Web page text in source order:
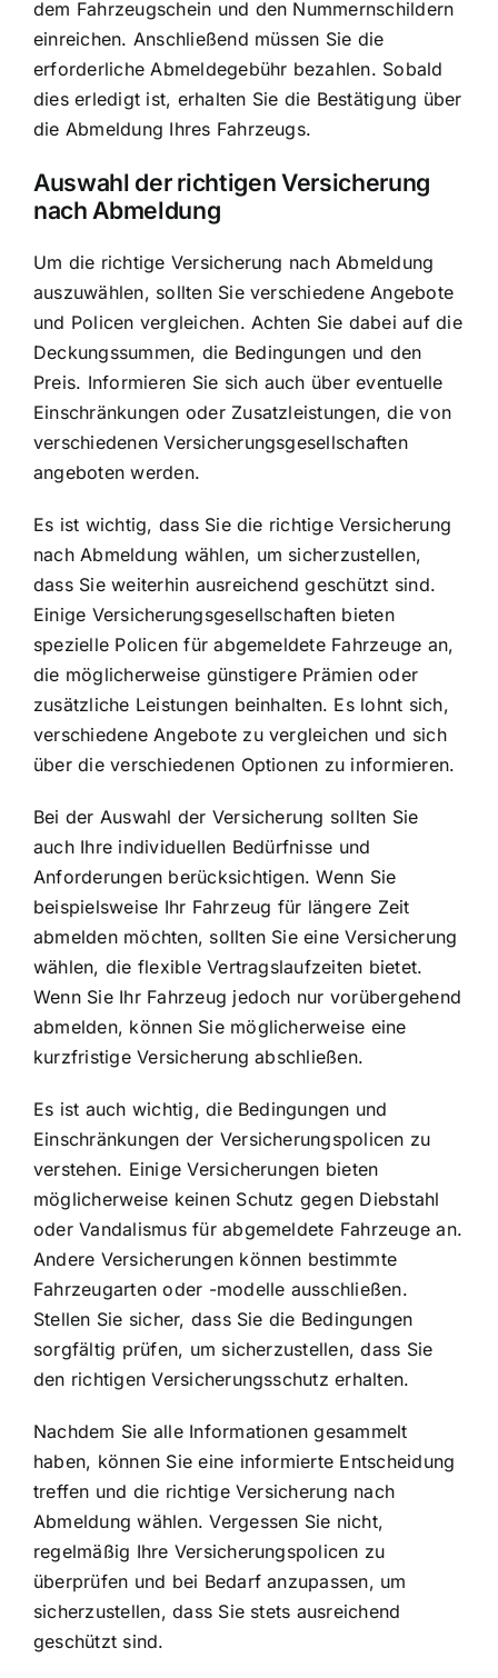
dem Fahrzeugschein und den Nummernschildern
einreichen. Anschließend müssen Sie die
erforderliche Abmeldegebühr bezahlen. Sobald
dies erledigt ist, erhalten Sie die Bestätigung über
die Abmeldung Ihres Fahrzeugs.
Auswahl der richtigen Versicherung
nach Abmeldung
Um die richtige Versicherung nach Abmeldung
auszuwählen, sollten Sie verschiedene Angebote
und Policen vergleichen. Achten Sie dabei auf die
Deckungssummen, die Bedingungen und den
Preis. Informieren Sie sich auch über eventuelle
Einschränkungen oder Zusatzleistungen, die von
verschiedenen Versicherungsgesellschaften
angeboten werden.
Es ist wichtig, dass Sie die richtige Versicherung
nach Abmeldung wählen, um sicherzustellen,
dass Sie weiterhin ausreichend geschützt sind.
Einige Versicherungsgesellschaften bieten
spezielle Policen für abgemeldete Fahrzeuge an,
die möglicherweise günstigere Prämien oder
zusätzliche Leistungen beinhalten. Es lohnt sich,
verschiedene Angebote zu vergleichen und sich
über die verschiedenen Optionen zu informieren.
Bei der Auswahl der Versicherung sollten Sie
auch Ihre individuellen Bedürfnisse und
Anforderungen berücksichtigen. Wenn Sie
beispielsweise Ihr Fahrzeug für längere Zeit
abmelden möchten, sollten Sie eine Versicherung
wählen, die flexible Vertragslaufzeiten bietet.
Wenn Sie Ihr Fahrzeug jedoch nur vorübergehend
abmelden, können Sie möglicherweise eine
kurzfristige Versicherung abschließen.
Es ist auch wichtig, die Bedingungen und
Einschränkungen der Versicherungspolicen zu
verstehen. Einige Versicherungen bieten
möglicherweise keinen Schutz gegen Diebstahl
oder Vandalismus für abgemeldete Fahrzeuge an.
Andere Versicherungen können bestimmte
Fahrzeugarten oder -modelle ausschließen.
Stellen Sie sicher, dass Sie die Bedingungen
sorgfältig prüfen, um sicherzustellen, dass Sie
den richtigen Versicherungsschutz erhalten.
Nachdem Sie alle Informationen gesammelt
haben, können Sie eine informierte Entscheidung
treffen und die richtige Versicherung nach
Abmeldung wählen. Vergessen Sie nicht,
regelmäßig Ihre Versicherungspolicen zu
überprüfen und bei Bedarf anzupassen, um
sicherzustellen, dass Sie stets ausreichend
geschützt sind.